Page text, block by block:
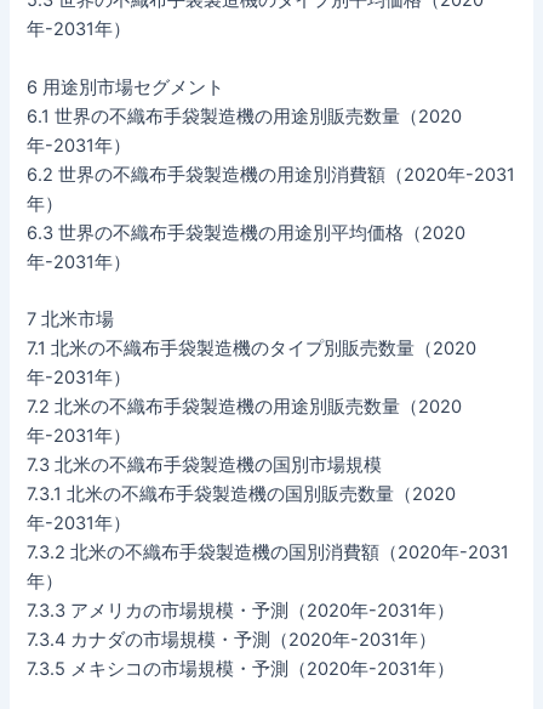
年-2031年）
6 用途別市場セグメント
6.1 世界の不織布手袋製造機の用途別販売数量（2020
年-2031年）
6.2 世界の不織布手袋製造機の用途別消費額（2020年-2031
年）
6.3 世界の不織布手袋製造機の用途別平均価格（2020
年-2031年）
7 北米市場
7.1 北米の不織布手袋製造機のタイプ別販売数量（2020
年-2031年）
7.2 北米の不織布手袋製造機の用途別販売数量（2020
年-2031年）
7.3 北米の不織布手袋製造機の国別市場規模
7.3.1 北米の不織布手袋製造機の国別販売数量（2020
年-2031年）
7.3.2 北米の不織布手袋製造機の国別消費額（2020年-2031
年）
7.3.3 アメリカの市場規模・予測（2020年-2031年）
7.3.4 カナダの市場規模・予測（2020年-2031年）
7.3.5 メキシコの市場規模・予測（2020年-2031年）